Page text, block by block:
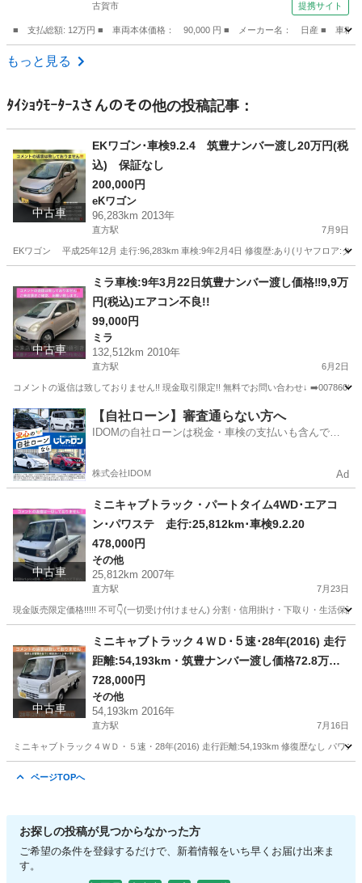
古賀市 提携サイト
■ 支払総額: 12万円 ■ 車両本体価格： 90,000 円 ■ メーカー名： 日産 ■ 車種名
福岡 古賀市
もっと見る
ﾀｲｼｮｳﾓｰﾀｰｽさんのその他の投稿記事：
中古車
EKワゴン･車検9.2.4 筑豊ナンバー渡し20万円(税
込) 保証なし
200,000円
eKワゴン
96,283km 2013年
直方駅 7月9日
EKワゴン 平成25年12月 走行:96,283km 車検:9年2月4日 修復歴:あり(リヤフロア:ダ
直方駅 eKワゴン 筑豊
中古車
ミラ車検:9年3月22日筑豊ナンバー渡し価格‼️9,9万
円(税込)エアコン不良!!
99,000円
ミラ
132,512km 2010年
直方駅 6月2日
コメントの返信は致しておりません!! 現金取引限定!! 無料でお問い合わせ↓
福岡 直方市 直方駅 ミラ 筑豊
【自社ローン】審査通らない方へ
IDOMの自社ローンは税金・車検の支払いも含んでい
株式会社IDOM Ad
中古車
ミニキャブトラック・パートタイム4WD･エアコ
ン･パワステ 走行:25,812km･車検9.2.20
478,000円
その他
25,812km 2007年
直方駅 7月23日
現金販売限定価格!!!!! 不可👇(一切受け付けません) 分割・信用掛け・下取り・生活保
直方駅 その他 4WD
中古車
ミニキャブトラック４ＷＤ･５速･28年(2016) 走行
距離:54,193km・筑豊ナンバー渡し価格72.8万円
(税込)
728,000円
その他
54,193km 2016年
直方駅 7月16日
ミニキャブトラック４ＷＤ・５速・28年(2016) 走行距離:54,193km 修復歴なし パワ
ページTOPへ
お探しの投稿が見つからなかった方
ご希望の条件を登録するだけで、新着情報をいち早くお届け出来ま
す。